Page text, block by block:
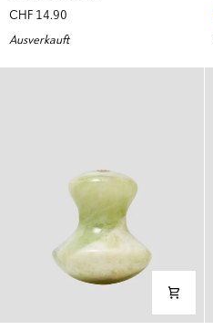
aus
chinesischen
CHF 14.90
Ausverkauft